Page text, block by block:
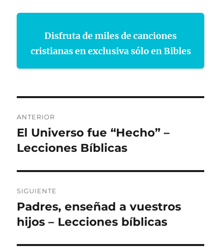
Disfruta de miles de canciones
cristianas en exclusiva sólo en Bibles
de
entradas
ANTERIOR
Entrada
anterior:
El Universo fue “Hecho” –
Lecciones Bíblicas
SIGUIENTE
Entrada
siguiente:
Padres, enseñad a vuestros
hijos – Lecciones bíblicas